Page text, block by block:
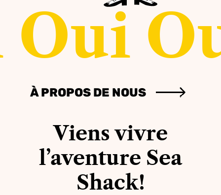
À PROPOS DE NOUS
Viens vivre
l’aventure Sea
Shack!